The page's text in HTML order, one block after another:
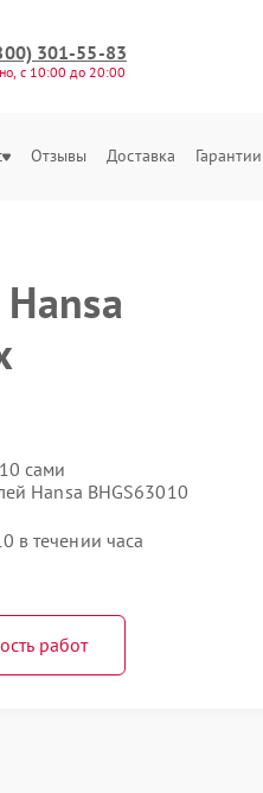
301-55-83
с 10:00 до 20:00
Отзывы Доставка Гарантии
сами
Hansa BHGS63010
в течении часа
работ